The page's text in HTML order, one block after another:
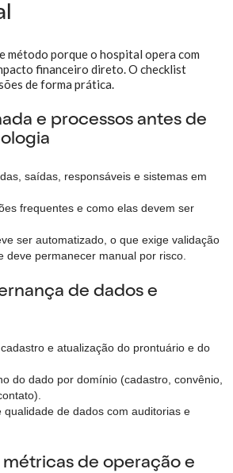
método porque o hospital opera com
financeiro direto. O checklist
de forma prática.
e processos antes de
saídas, responsáveis e sistemas em
frequentes e como elas devem ser
ser automatizado, o que exige validação
deve permanecer manual por risco.
de dados e
e atualização do prontuário e do
do dado por domínio (cadastro, convênio,
qualidade de dados com auditorias e
métricas de operação e